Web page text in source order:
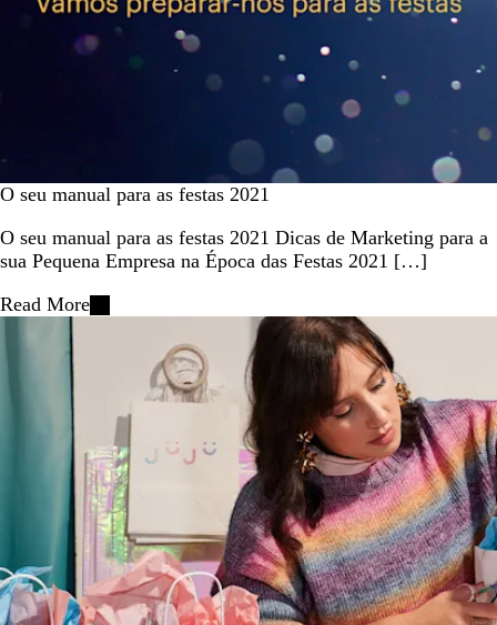
O seu manual para as festas 2021
O seu manual para as festas 2021 Dicas de Marketing para a
sua Pequena Empresa na Época das Festas 2021 […]
Read More